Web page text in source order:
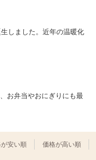
しました。近年の温暖化
お弁当やおにぎりにも最
安い順 価格が高い順